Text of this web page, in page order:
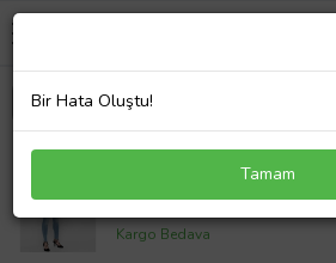
15162363 ONLY KOT
620,44 TL
Kargo Bedava
Bir Hata Oluştu!
Tamam